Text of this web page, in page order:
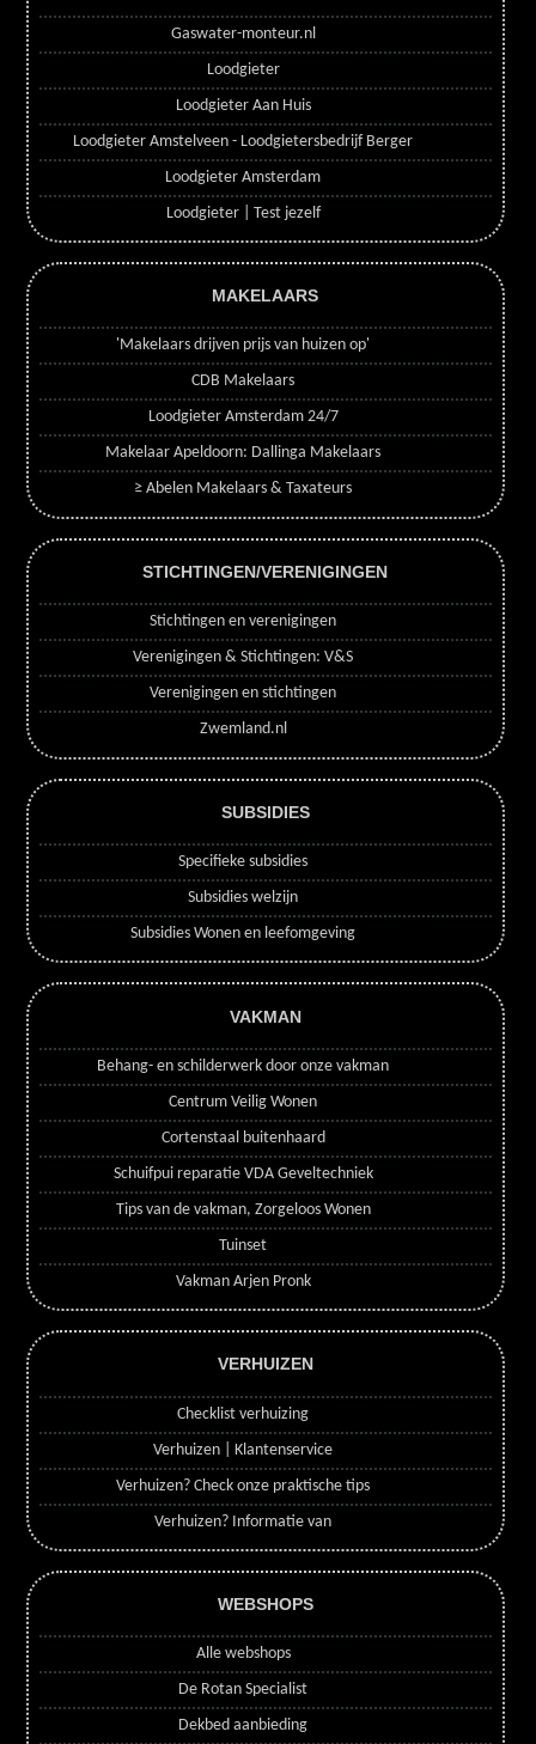
Gaswater-monteur.nl
Loodgieter
Loodgieter Aan Huis
Loodgieter Amstelveen - Loodgietersbedrijf Berger
Loodgieter Amsterdam
Loodgieter | Test jezelf
MAKELAARS
'Makelaars drijven prijs van huizen op'
CDB Makelaars
Loodgieter Amsterdam 24/7
Makelaar Apeldoorn: Dallinga Makelaars
≥ Abelen Makelaars & Taxateurs
STICHTINGEN/VERENIGINGEN
Stichtingen en verenigingen
Verenigingen & Stichtingen: V&S
Verenigingen en stichtingen
Zwemland.nl
SUBSIDIES
Specifieke subsidies
Subsidies welzijn
Subsidies Wonen en leefomgeving
VAKMAN
Behang- en schilderwerk door onze vakman
Centrum Veilig Wonen
Cortenstaal buitenhaard
Schuifpui reparatie VDA Geveltechniek
Tips van de vakman, Zorgeloos Wonen
Tuinset
Vakman Arjen Pronk
VERHUIZEN
Checklist verhuizing
Verhuizen | Klantenservice
Verhuizen? Check onze praktische tips
Verhuizen? Informatie van
WEBSHOPS
Alle webshops
De Rotan Specialist
Dekbed aanbieding